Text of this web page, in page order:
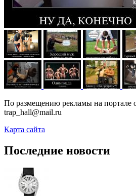
По размещению рекламы на портале
trap_hall@mail.ru
Карта сайта
Последние новости